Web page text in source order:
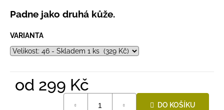
Padne jako druhá kůže.
VARIANTA
od 299 Kč
DO KOŠÍKU
KLOBOUČEK
S
UV
BÍLÝ
Kč